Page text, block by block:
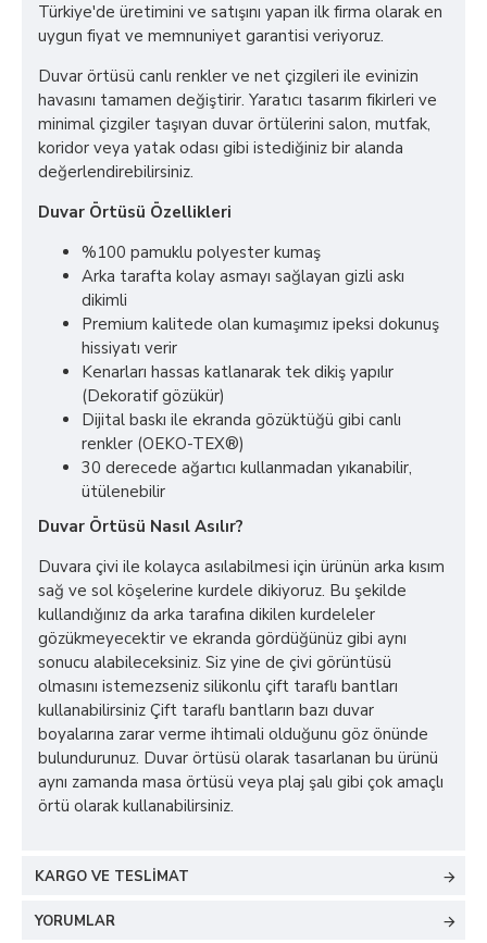
Türkiye'de üretimini ve satışını yapan ilk firma olarak en
uygun fiyat ve memnuniyet garantisi veriyoruz.
Duvar örtüsü canlı renkler ve net çizgileri ile evinizin
havasını tamamen değiştirir. Yaratıcı tasarım fikirleri ve
minimal çizgiler taşıyan duvar örtülerini salon, mutfak,
koridor veya yatak odası gibi istediğiniz bir alanda
değerlendirebilirsiniz.
Duvar Örtüsü Özellikleri
%100 pamuklu polyester kumaş
Arka tarafta kolay asmayı sağlayan gizli askı
dikimli
Premium kalitede olan kumaşımız ipeksi dokunuş
hissiyatı verir
Kenarları hassas katlanarak tek dikiş yapılır
(Dekoratif gözükür)
Dijital baskı ile ekranda gözüktüğü gibi canlı
renkler (OEKO-TEX®)
30 derecede ağartıcı kullanmadan yıkanabilir,
ütülenebilir
Duvar Örtüsü Nasıl Asılır?
Duvara çivi ile kolayca asılabilmesi için ürünün arka kısım
sağ ve sol köşelerine kurdele dikiyoruz. Bu şekilde
kullandığınız da arka tarafına dikilen kurdeleler
gözükmeyecektir ve ekranda gördüğünüz gibi aynı
sonucu alabileceksiniz. Siz yine de çivi görüntüsü
olmasını istemezseniz silikonlu çift taraflı bantları
kullanabilirsiniz Çift taraflı bantların bazı duvar
boyalarına zarar verme ihtimali olduğunu göz önünde
bulundurunuz. Duvar örtüsü olarak tasarlanan bu ürünü
aynı zamanda masa örtüsü veya plaj şalı gibi çok amaçlı
örtü olarak kullanabilirsiniz.
KARGO VE TESLIMAT
YORUMLAR